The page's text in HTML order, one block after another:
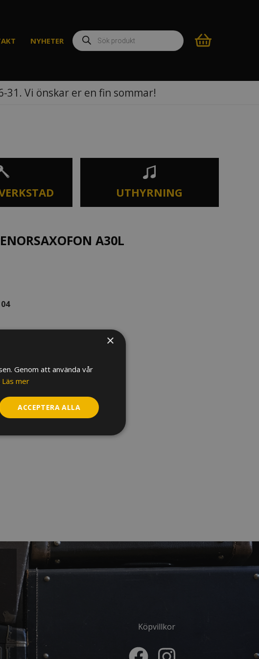
NYHETER
Produktsökning
31. Vi önskar er en fin sommar!
UTHYRNING
A30L
Köpvillkor
×
Genom att använda vår
Läs mer
ACCEPTERA ALLA